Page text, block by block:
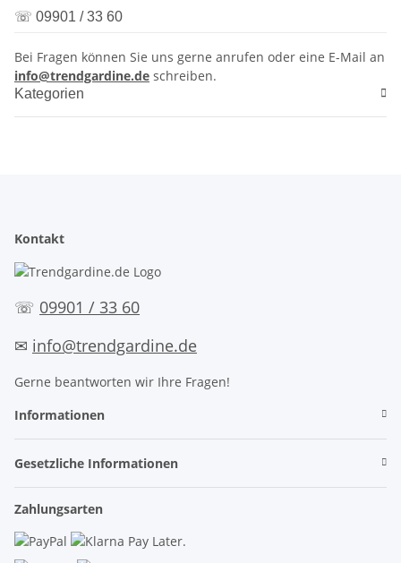
☏ 09901 / 33 60
Bei Fragen können Sie uns gerne anrufen oder eine E-Mail an
info@trendgardine.de schreiben.
Kategorien
Kontakt
☏ 09901 / 33 60
✉ info@trendgardine.de
Gerne beantworten wir Ihre Fragen!
Informationen
Gesetzliche Informationen
Zahlungsarten